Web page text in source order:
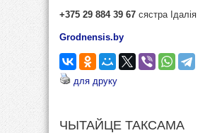
+375 29 884 39 67 сястра Ідалія
Grodnensis.by
для друку
ЧЫТАЙЦЕ ТАКСАМА